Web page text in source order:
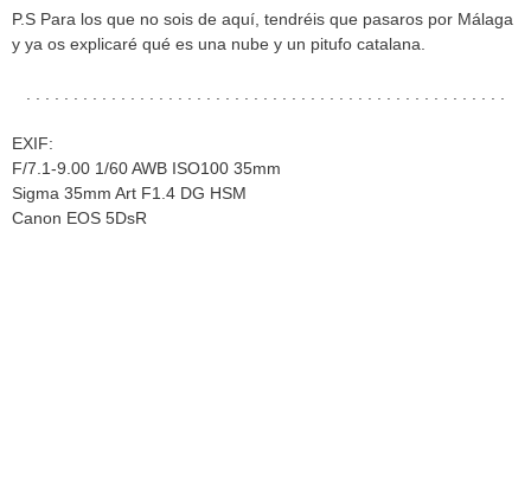
P.S Para los que no sois de aquí, tendréis que pasaros por Málaga
y ya os explicaré qué es una nube y un pitufo catalana.
. . . . . . . . . . . . . . . . . . . . . . . . . . . . . . . . . . . . . . . . . . . . . . . . . . .
EXIF:
F/7.1-9.00 1/60 AWB ISO100 35mm
Sigma 35mm Art F1.4 DG HSM
Canon EOS 5DsR